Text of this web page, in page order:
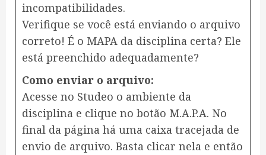
incompatibilidades.
Verifique se você está enviando o arquivo
correto! É o MAPA da disciplina certa? Ele
está preenchido adequadamente?
Como enviar o arquivo:
Acesse no Studeo o ambiente da
disciplina e clique no botão M.A.P.A. No
final da página há uma caixa tracejada de
envio de arquivo. Basta clicar nela e então